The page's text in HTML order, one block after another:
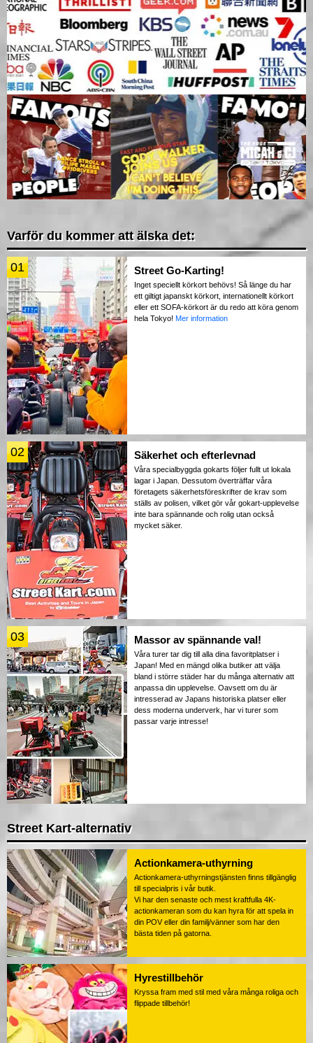
Varför du kommer att älska det:
01 Street Go-Karting!
Inget speciellt körkort behövs! Så länge du har
ett giltigt japanskt körkort, internationellt körkort
eller ett SOFA-körkort är du redo att köra genom
hela Tokyo! Mer information
02 Säkerhet och efterlevnad
Våra specialbyggda gokarts följer fullt ut lokala
lagar i Japan. Dessutom överträffar våra
företagets säkerhetsföreskrifter de krav som
ställs av polisen, vilket gör vår gokart-upplevelse
inte bara spännande och rolig utan också
mycket säker.
03 Massor av spännande val!
Våra turer tar dig till alla dina favoritplatser i
Japan! Med en mängd olika butiker att välja
bland i större städer har du många alternativ att
anpassa din upplevelse. Oavsett om du är
intresserad av Japans historiska platser eller
dess moderna underverk, har vi turer som
passar varje intresse!
Street Kart-alternativ
Actionkamera-uthyrning
Actionkamera-uthyrningstjänsten finns tillgänglig
till specialpris i vår butik.
Vi har den senaste och mest kraftfulla 4K-
actionkameran som du kan hyra för att spela in
din POV eller din familj/vänner som har den
bästa tiden på gatorna.
Hyrestillbehör
Kryssa fram med stil med våra många roliga och
flippade tillbehör!